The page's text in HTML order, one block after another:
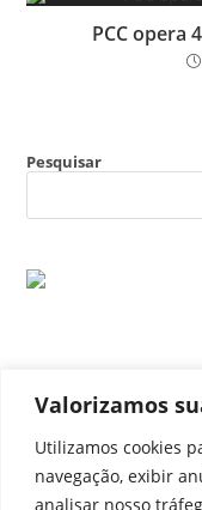
Valorizamos
Utilizamos cookies
navegação, exibir
analisar nosso
PCC opera
Pesquisar